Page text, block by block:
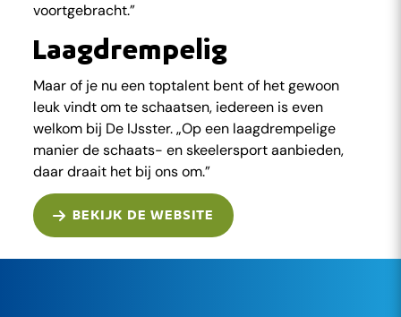
voortgebracht.”
Laagdrempelig
Maar of je nu een toptalent bent of het gewoon
leuk vindt om te schaatsen, iedereen is even
welkom bij De IJsster. „Op een laagdrempelige
manier de schaats- en skeelersport aanbieden,
daar draait het bij ons om.”
BEKIJK DE WEBSITE